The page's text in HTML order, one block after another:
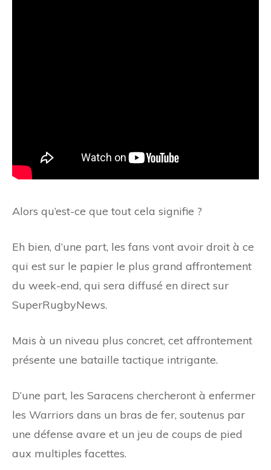
Alors qu’est-ce que tout cela signifie ?
Eh bien, d’une part, les fans vont avoir droit à ce
qui est sur le papier le plus grand affrontement
du week-end, qui sera diffusé en direct sur
SuperRugbyNews.
Mais à un niveau plus concret, cet affrontement
présente une bataille tactique intrigante.
D’une part, les Saracens chercheront à enfermer
les Warriors dans un bras de fer, soutenus par
une défense avare et un jeu de coups de pied
aux multiples facettes.